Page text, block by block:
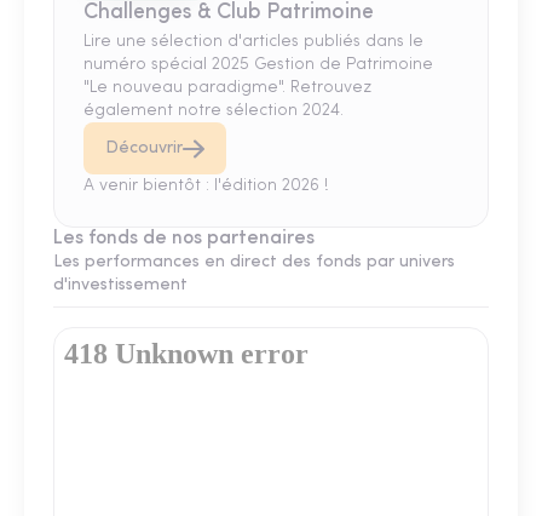
Challenges & Club Patrimoine
Lire une sélection d'articles publiés dans le
numéro spécial 2025 Gestion de Patrimoine
"Le nouveau paradigme". Retrouvez
également notre sélection 2024.
Découvrir
A venir bientôt : l'édition 2026 !
Les fonds de nos partenaires
Les performances en direct des fonds par univers
d'investissement